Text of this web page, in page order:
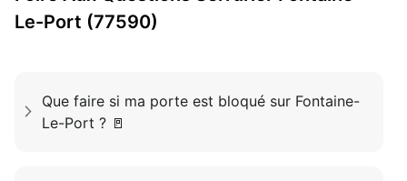
Le-Port (77590)
Que faire si ma porte est bloqué sur Fontaine-
Le-Port ? 🚪